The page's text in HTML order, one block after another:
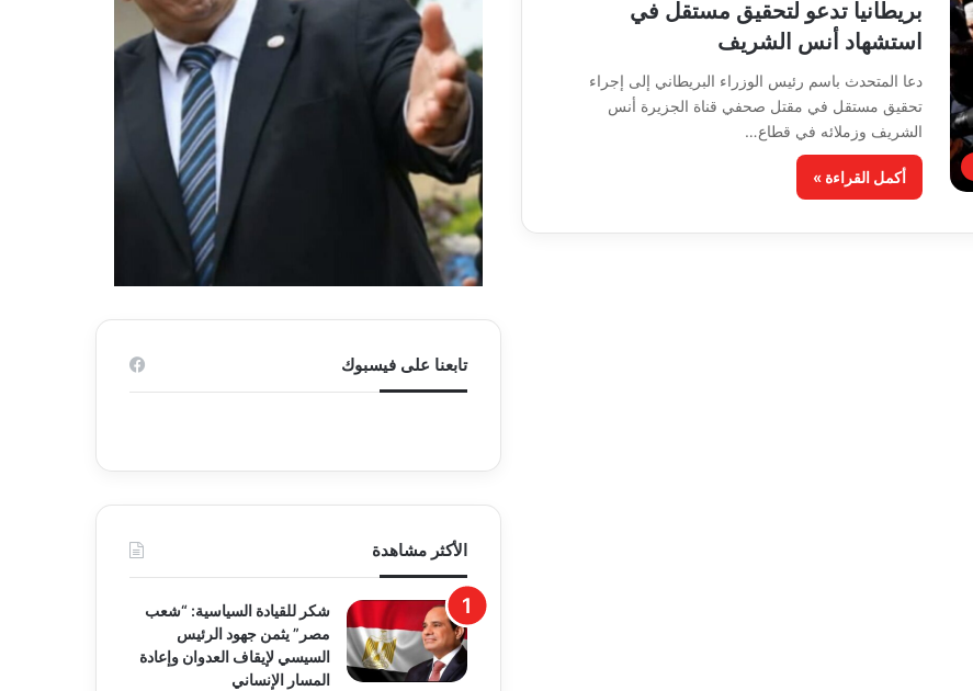
بريطانيا تدعو لتحقيق مستقل في
استشهاد أنس الشريف
دعا المتحدث باسم رئيس الوزراء البريطاني إلى إجراء
تحقيق مستقل في مقتل صحفي قناة الجزيرة أنس
الشريف وزملائه في قطاع…
أكمل القراءة »
تابعنا على فيسبوك
الأكثر مشاهدة
​شكر للقيادة السياسية: “شعب
مصر” يثمن جهود الرئيس
السيسي لإيقاف العدوان وإعادة
المسار الإنساني